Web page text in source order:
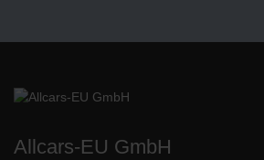
Allcars-EU GmbH